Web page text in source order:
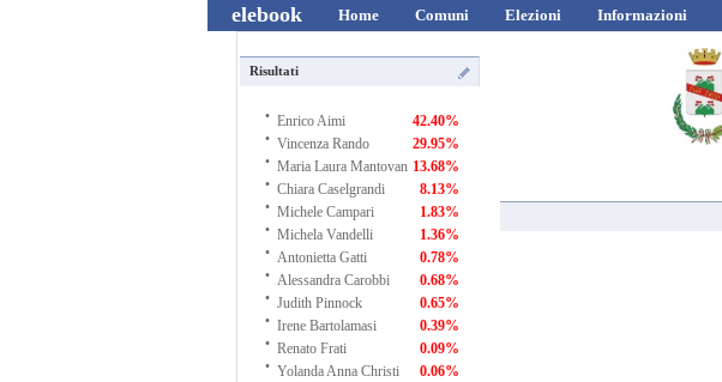
elebook Home Comuni Elezioni Informazioni
Risultati
· Enrico Aimi 42.40%
· Vincenza Rando 29.95%
· Maria Laura Mantovan 13.68%
· Chiara Caselgrandi 8.13%
· Michele Campari 1.83%
· Michela Vandelli 1.36%
· Antonietta Gatti 0.78%
· Alessandra Carobbi 0.68%
· Judith Pinnock 0.65%
· Irene Bartolamasi 0.39%
· Renato Frati 0.09%
· Yolanda Anna Christi 0.06%